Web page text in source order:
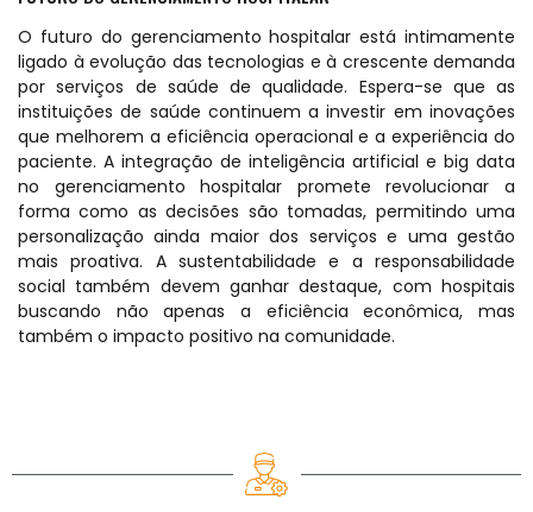
O futuro do gerenciamento hospitalar está intimamente
ligado à evolução das tecnologias e à crescente demanda
por serviços de saúde de qualidade. Espera-se que as
instituições de saúde continuem a investir em inovações
que melhorem a eficiência operacional e a experiência do
paciente. A integração de inteligência artificial e big data
no gerenciamento hospitalar promete revolucionar a
forma como as decisões são tomadas, permitindo uma
personalização ainda maior dos serviços e uma gestão
mais proativa. A sustentabilidade e a responsabilidade
social também devem ganhar destaque, com hospitais
buscando não apenas a eficiência econômica, mas
também o impacto positivo na comunidade.